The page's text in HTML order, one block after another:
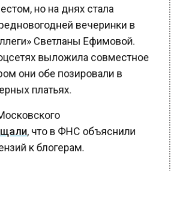
но на днях стала
вечеринки в
Светланы Ефимовой.
выложила совместное
они обе позировали в
платьях.
, что в ФНС объяснили
к блогерам.